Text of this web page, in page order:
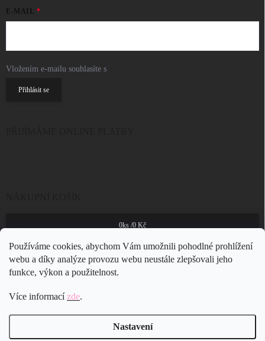
Používáme cookies, abychom Vám umožnili pohodlné prohlížení
webu a díky analýze provozu webu neustále zlepšovali jeho
funkce, výkon a použitelnost.
Více informacízde.
Nastavení
E-MAIL
Vložením e-mailu souhlasíte s
Přihlásit se
0ks /0 Kč